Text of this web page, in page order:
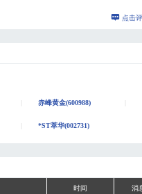
点击
赤峰黄金(600988)
*ST萃华(002731)
时间 消